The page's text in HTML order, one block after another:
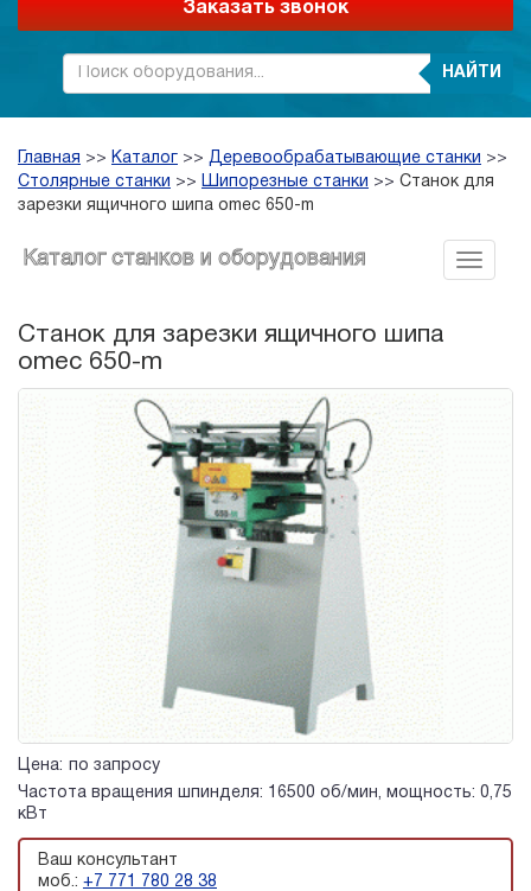
Заказать звонок
НАЙТИ
Главная >> Каталог >> Деревообрабатывающие станки >>
Столярные станки >> Шипорезные станки >> Станок для
зарезки ящичного шипа omec 650-m
Каталог станков и оборудования
Станок для зарезки ящичного шипа
omec 650-m
Цена:
по запросу
Частота вращения шпинделя: 16500 об/мин, мощность: 0,75
кВт
Ваш консультант
моб.: +7 771 780 28 38